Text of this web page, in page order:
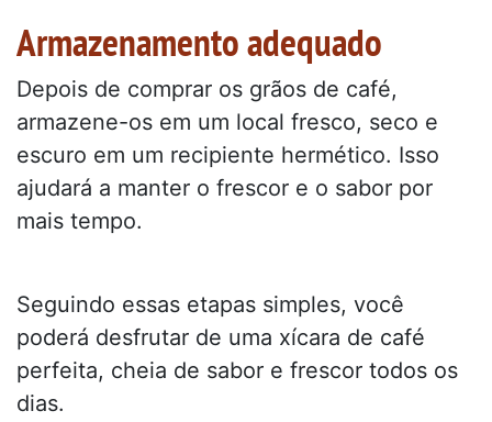
Armazenamento adequado
Depois de comprar os grãos de café,
armazene-os em um local fresco, seco e
escuro em um recipiente hermético. Isso
ajudará a manter o frescor e o sabor por
mais tempo.
Seguindo essas etapas simples, você
poderá desfrutar de uma xícara de café
perfeita, cheia de sabor e frescor todos os
dias.